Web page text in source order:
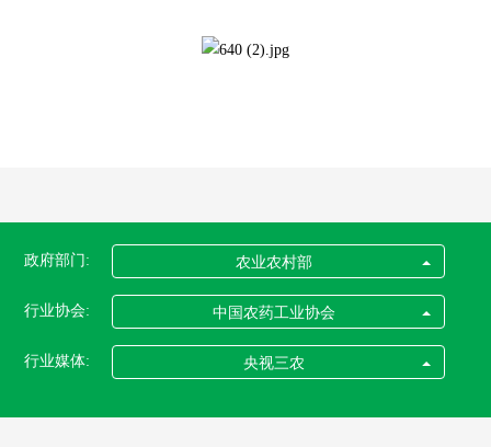
政府部门: 农业农村部
行业协会: 中国农药工业协会
行业媒体: 央视三农